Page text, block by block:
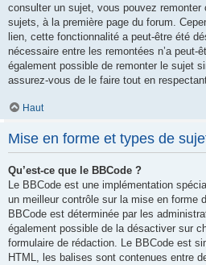
consulter un sujet, vous pouvez
sujets, à la première page du forum.
lien, cette fonctionnalité a peut-être été
nécessaire entre les remontées n’a
également possible de remonter le sujet
assurez-vous de le faire tout en
Haut
Mise en forme et types de
Qu’est-ce que le BBCode ?
Le BBCode est une implémentation
un meilleur contrôle sur la mise en forme
BBCode est déterminée par les
également possible de la désactiver sur
formulaire de rédaction. Le BBCode est
HTML, les balises sont contenues entre